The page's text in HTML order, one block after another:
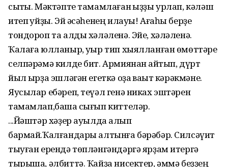
сыҡты. Мәктәпте тамамлаған ҡыҙҙы урлап, кәләш
итеп ҡуйҙы. Эй әсәһенең илауы! Ағаһы берҙе
тондороп та алды хәләленә. Эйе, хәләленә.
Ҡалаға юлланыр, уҡыр тип хыялланған өмөттәре
селпәрәмә килде бит. Армиянан ҡайтып, дүрт
йыл ҡырҙа эшләгән егеткә оҙаҡ ваҡыт кәрәкмәне.
Яусылар ебәреп, теүәл генә никах эштәрен
тамамлап,башҡа сығып киттеләр.
...Йәштәр хәҙер ауылда ҡалып
бармай.Ҡалғандары алтынға бәрәбәр. Силсәүит
тыуған ерендә төпләнгәндәргә ярҙам итергә
тырыша, әлбиттә. Ҡайҙа нисектер, әммә беҙҙең